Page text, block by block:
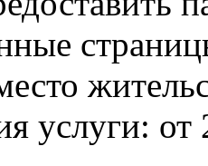
услуги: от